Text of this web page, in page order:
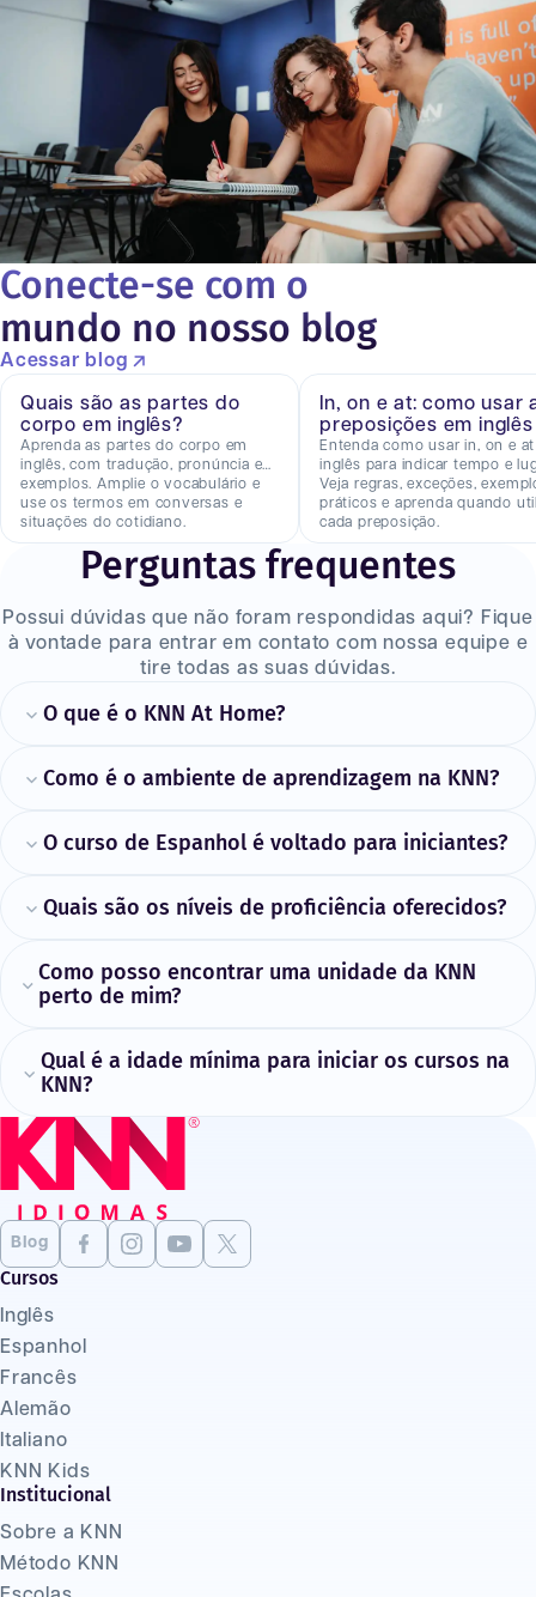
Conecte-se com o
mundo no nosso blog
Acessar blog
Quais são as partes do
corpo em inglês?
Aprenda as partes do corpo em
inglês, com tradução, pronúncia e
exemplos. Amplie o vocabulário e
use os termos em conversas e
situações do cotidiano.
In, on e at: como usar
preposições em inglês
Entenda como usar in, on e
inglês para indicar tempo e
Veja regras, exceções,
práticos e aprenda quando
cada preposição.
Perguntas frequentes
Possui dúvidas que não foram respondidas aqui? Fique
à vontade para entrar em contato com nossa equipe e
tire todas as suas dúvidas.
O que é o KNN At Home?
Como é o ambiente de aprendizagem na KNN?
O curso de Espanhol é voltado para iniciantes?
Quais são os níveis de proficiência oferecidos?
Como posso encontrar uma unidade da KNN
perto de mim?
Qual é a idade mínima para iniciar os cursos na
KNN?
Blog
Cursos
Inglês
Espanhol
Francês
Alemão
Italiano
KNN Kids
Institucional
Sobre a KNN
Método KNN